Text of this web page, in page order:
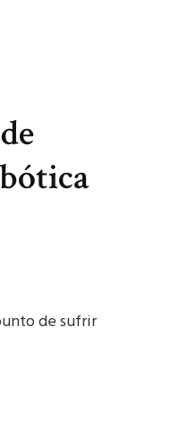
de sufrir